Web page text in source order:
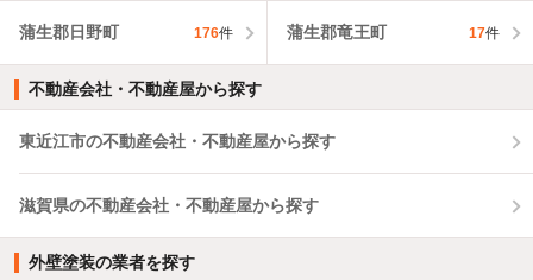
蒲生郡日野町 176件 蒲生郡竜王町 17件
不動産会社・不動産屋から探す
東近江市の不動産会社・不動産屋から探す
滋賀県の不動産会社・不動産屋から探す
外壁塗装の業者を探す